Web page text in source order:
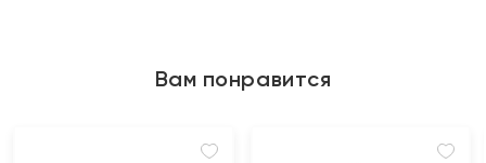
Вам понравится